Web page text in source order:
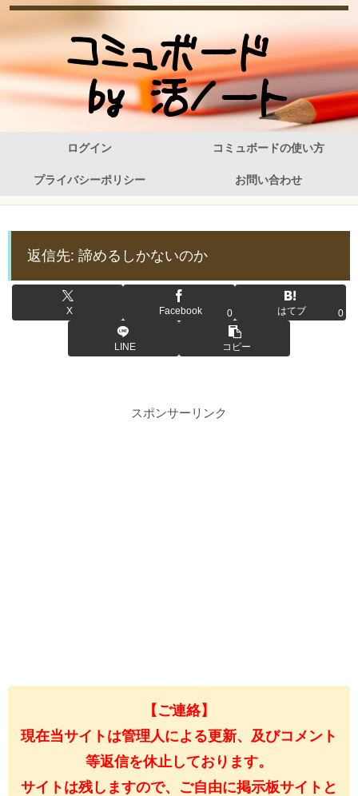
ログイン コミュボードの使い方
プライバシーポリシー お問い合わせ
返信先: 諦めるしかないのか
X Facebook 0 はてブ 0
LINE コピー
スポンサーリンク
【ご連絡】
現在当サイトは管理人による更新、及びコメント
等返信を休止しております。
サイトは残しますので、ご自由に掲示板サイトと